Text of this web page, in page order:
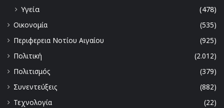
Υγεία
(478)
Οικονομία
(535)
Περιφερεια Νοτίου Αιγαίου
(925)
Πολιτική
(2.012)
Πολιτισμός
(379)
Συνεντεύξεις
(882)
Τεχνολογία
(22)